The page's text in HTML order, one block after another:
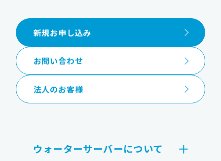
新規お申し込み
お問い合わせ
法人のお客様
ウォーターサーバーについて